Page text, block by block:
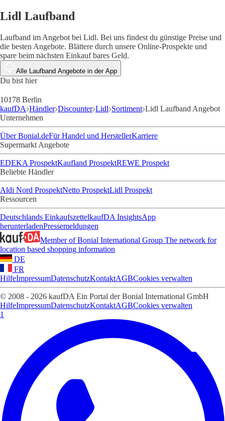
Lidl Laufband
Laufband im Angebot bei Lidl. Bei uns findest du günstige Preise und
die besten Angebote. Blättere durch unsere Online-Prospekte und
spare beim nächsten Einkauf bares Geld.
Alle Laufband Angebote in der App
Du bist hier
10178 Berlin
kaufDA Händler Discounter Lidl Sortiment Lidl Laufband Angebot
Unternehmen
Über Bonial.deFür Handel und HerstellerKarriere
Supermarkt Angebote
EDEKA ProspektKaufland ProspektREWE Prospekt
Beliebte Händler
Aldi Nord ProspektNetto ProspektLidl Prospekt
Ressourcen
Deutschlands EinkaufszettelkaufDA InsightsApp
herunterladenPressemeldungen
Member of Bonial International Group The network for
location based shopping information
DE
FR
HilfeImpressumDatenschutzKontaktAGBCookies verwalten
© 2008 - 2026 kaufDA Ein Portal der Bonial International GmbH
HilfeImpressumDatenschutzKontaktAGBCookies verwalten
1